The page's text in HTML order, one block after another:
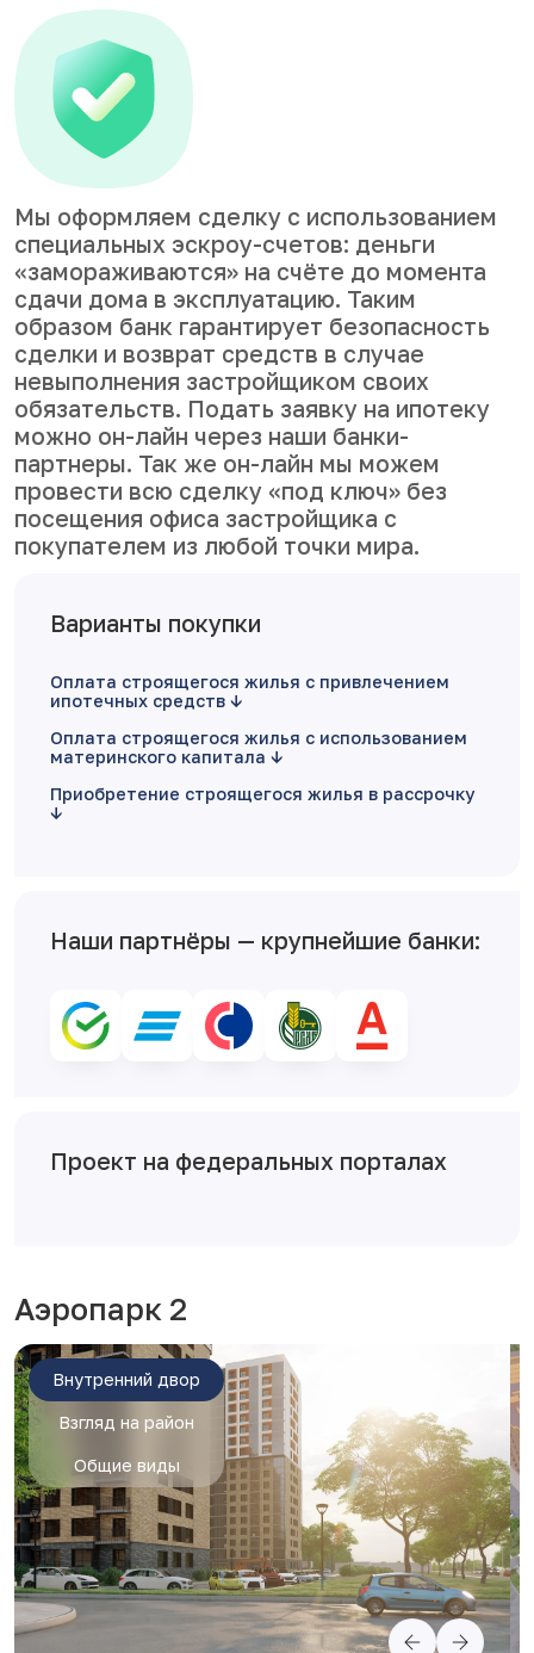
Мы оформляем сделку с использованием
специальных эскроу-счетов: деньги
«замораживаются» на счёте до момента
сдачи дома в эксплуатацию. Таким
образом банк гарантирует безопасность
сделки и возврат средств в случае
невыполнения застройщиком своих
обязательств. Подать заявку на ипотеку
можно он-лайн через наши банки-
партнеры. Так же он-лайн мы можем
провести всю сделку «под ключ» без
посещения офиса застройщика с
покупателем из любой точки мира.
Варианты покупки
Оплата строящегося жилья с привлечением
ипотечных средств
Оплата строящегося жилья с использованием
материнского капитала
Приобретение строящегося жилья в рассрочку
Наши партнёры — крупнейшие банки:
Проект на федеральных порталах
Аэропарк 2
Внутренний двор
Взгляд на район
Общие виды